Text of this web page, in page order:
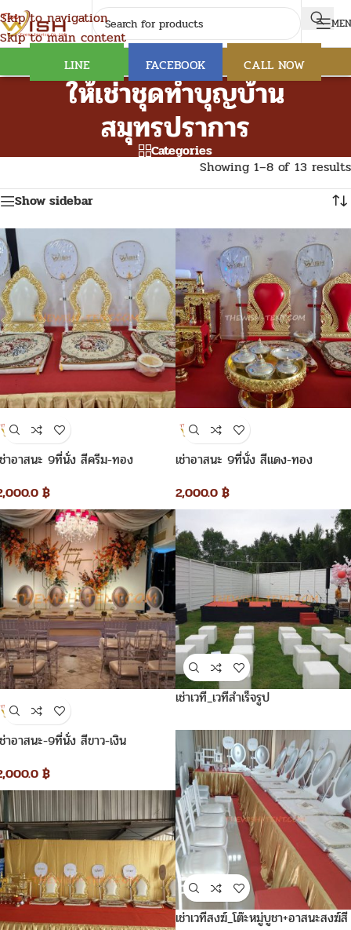
Skip to navigation
Skip to main content
LINE FACEBOOK CALL NOW
ให้เช่าชุดทำบุญบ้าน
สมุทรปราการ
Categories
Showing 1–8 of 13 results
Show sidebar
าอาสนะ 9ที่นั่ง สีครีม-ทอง
฿
เช่าอาสนะ 9ที่นั่ง สีแดง-ทอง
2,000.0 ฿
าอาสนะ-9ที่นั่ง สีขาว-เงิน
฿
เช่าเวที_เวทีสำเร็จรูป
เช่าเวทีสงฆ์_โต๊ะหมู่บูชา+อาสนะสงฆ์สี